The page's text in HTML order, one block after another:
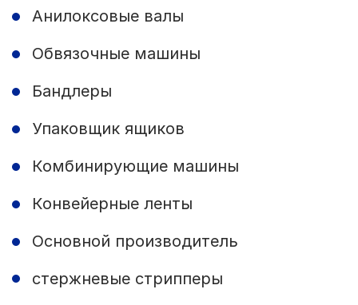
Анилоксовые валы
Обвязочные машины
Бандлеры
Упаковщик ящиков
Комбинирующие машины
Конвейерные ленты
Основной производитель
стержневые стрипперы